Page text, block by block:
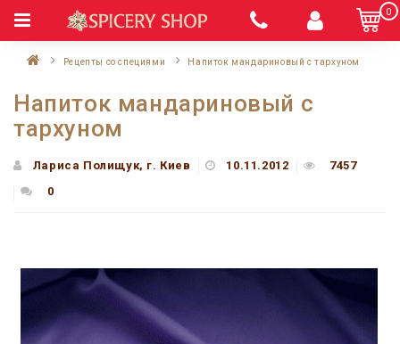
0
Рецепты со специями Напиток мандариновый с тархуном
Напиток мандариновый с
тархуном
Лариса Полищук, г. Киев 10.11.2012
7457
0